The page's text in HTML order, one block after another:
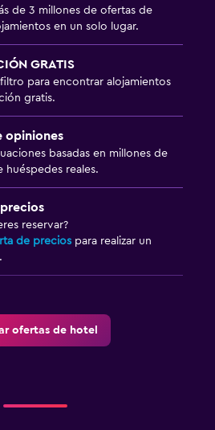
de 3 millones de ofertas de
en un solo lugar.
GRATIS
para encontrar alojamientos
gratis.
opiniones
basadas en millones de
huéspedes reales.
reservar?
de precios para realizar un
ofertas de hotel